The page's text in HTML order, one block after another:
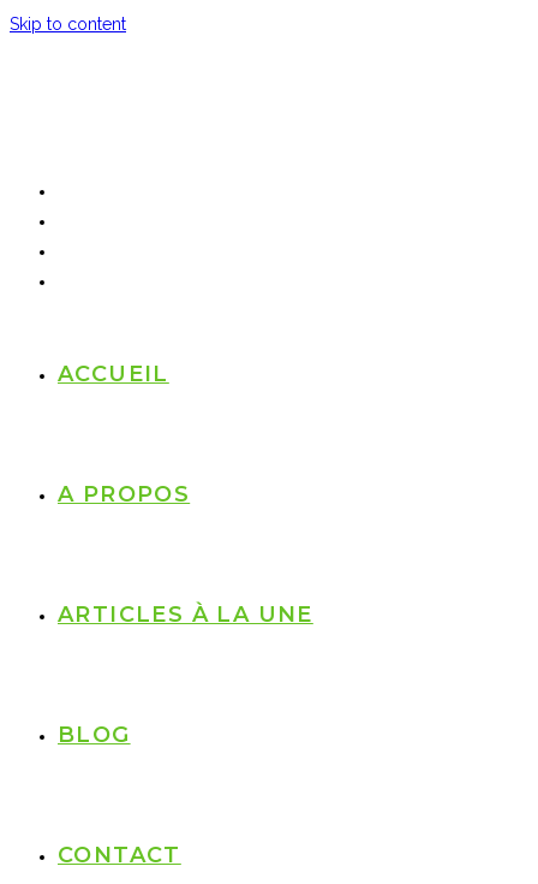
Skip to content
ACCUEIL
A PROPOS
ARTICLES À LA UNE
BLOG
CONTACT